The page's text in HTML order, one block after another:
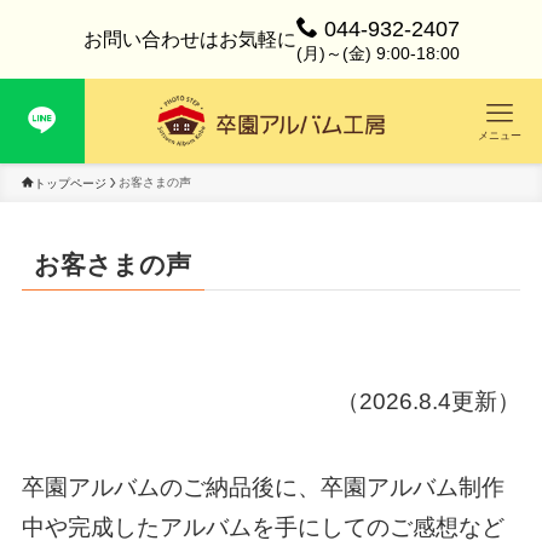
お問い合わせはお気軽に 044-932-2407
(月)～(金) 9:00-18:00
メニュー
トップページ お客さまの声
お客さまの声
（2026.8.4更新）
卒園アルバムのご納品後に、卒園アルバム制作
中や完成したアルバムを手にしてのご感想など